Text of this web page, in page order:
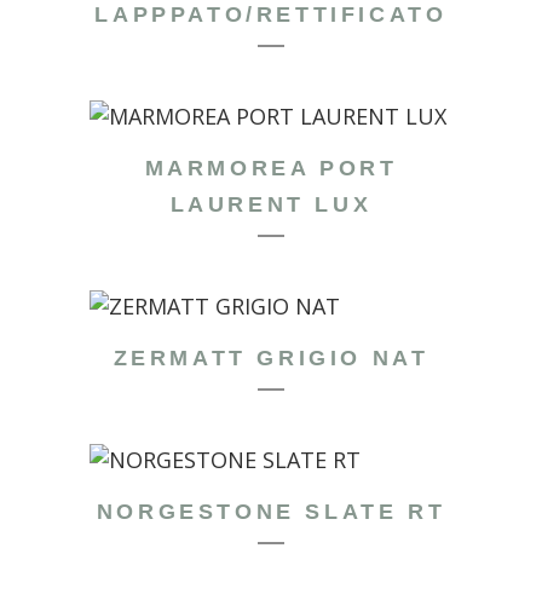
LAPPPATO/RETTIFICATO
MARMOREA PORT
LAURENT LUX
ZERMATT GRIGIO NAT
NORGESTONE SLATE RT